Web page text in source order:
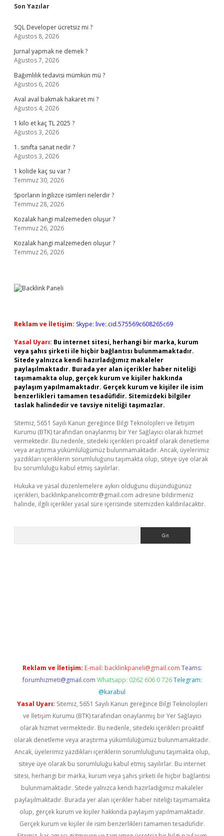
Sidebar
Son Yazılar
SQL Developer ücretsiz mi ?
Ağustos 8, 2026
Jurnal yapmak ne demek ?
Ağustos 7, 2026
Bağımlılık tedavisi mümkün mü ?
Ağustos 6, 2026
Aval aval bakmak hakaret mi ?
Ağustos 4, 2026
1 kilo et kaç TL 2025 ?
Ağustos 3, 2026
1. sınıfta sanat nedir ?
Ağustos 3, 2026
1 kolide kaç su var ?
Temmuz 30, 2026
Sporların İngilizce isimleri nelerdir ?
Temmuz 28, 2026
Kozalak hangi malzemeden oluşur ?
Temmuz 26, 2026
Kozalak hangi malzemeden oluşur ?
Temmuz 26, 2026
Reklam ve İletişim: Skype: live:.cid.575569c608265c69
Yasal Uyarı: Bu internet sitesi, herhangi bir marka, kurum
veya şahıs şirketi ile hiçbir bağlantısı bulunmamaktadır.
Sitede yalnızca kendi hazırladığımız makaleler
paylaşılmaktadır. Burada yer alan içerikler haber niteliği
taşımamakta olup, gerçek kurum ve kişiler hakkında
paylaşım yapılmamaktadır. Gerçek kurum ve kişiler ile isim
benzerlikleri tamamen tesadüfidir. Sitemizdeki bilgiler
taslak halindedir ve tavsiye niteliği taşımazlar.
Sitemiz, 5651 Sayılı Kanun gereğince Bilgi Teknolojileri ve İletişim
Kurumu (BTK) tarafından onaylanmış bir Yer Sağlayıcı olarak hizmet
vermektedir. Bu nedenle, sitedeki içerikleri proaktif olarak denetleme
veya araştırma yükümlülüğümüz bulunmamaktadır. Ancak, üyelerimiz
yazdıkları içeriklerin sorumluluğunu taşımakta olup, siteye üye olarak
bu sorumluluğu kabul etmiş sayılırlar.
Hukuka ve yasal düzenlemelere aykırı olduğunu düşündüğünüz
içerikleri, backlinkpanelicomtr@gmail.com adresine bildirmeniz
halinde, ilgili içerikler yasal süre içerisinde sitemizden kaldırılacaktır.
Reklam ve İletişim: E-mail: backlinkpaneli@gmail.com Teams:
forumhizmeti@gmail.com Whatsapp: 0262 606 0 726 Telegram:
@karabul
Yasal Uyarı: Sitemiz, 5651 Sayılı Kanun gereğince Bilgi Teknolojileri
ve İletişim Kurumu (BTK) tarafından onaylanmış bir Yer Sağlayıcı
olarak hizmet vermektedir. Bu nedenle, sitedeki içerikleri proaktif
olarak denetleme veya araştırma yükümlülüğümüz bulunmamaktadır.
Ancak, üyelerimiz yazdıkları içeriklerin sorumluluğunu taşımakta olup,
siteye üye olarak bu sorumluluğu kabul etmiş sayılırlar. Bu internet
sitesi, herhangi bir marka, kurum veya şahıs şirketi ile hiçbir bağlantısı
bulunmamaktadır. Sitede yalnızca kendi hazırladığımız makaleler
paylaşılmaktadır. Burada yer alan içerikler haber niteliği taşımamakta
olup, gerçek kurum ve kişiler hakkında paylaşım yapılmamaktadır.
Gerçek kurum ve kişiler ile isim benzerlikleri tamamen tesadüfidir.